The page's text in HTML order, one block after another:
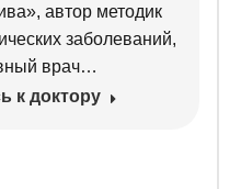
автор методик
заболеваний,
врач…
к доктору